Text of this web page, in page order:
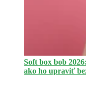
Soft box bob
ako ho upraviť